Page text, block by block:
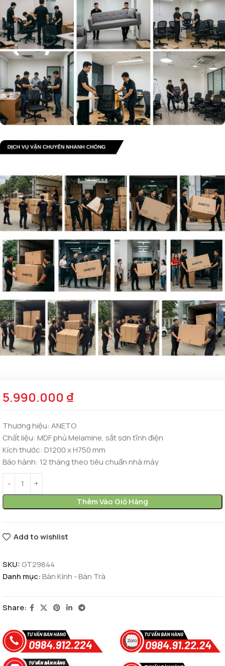
5.990.000 ₫
Thương hiệu: ANETO
Chất liệu: MDF phủ Melamine, sắt sơn tĩnh điện
Kích thước: D1200 x H750 mm
Bảo hành: 12 tháng theo tiêu chuẩn nhà máy
Thêm Vào Giỏ Hàng
Add to wishlist
SKU: GT29844
Danh mục:Bàn Kính - Bàn Trà
Share: